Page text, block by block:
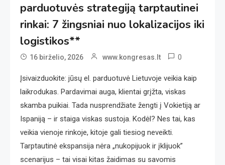
parduotuvės strategiją tarptautinei
rinkai: 7 žingsniai nuo lokalizacijos iki
logistikos**
16 birželio, 2026 www.kongresas.lt 0
Įsivaizduokite: jūsų el. parduotuvė Lietuvoje veikia kaip
laikrodukas. Pardavimai auga, klientai grįžta, viskas
skamba puikiai. Tada nusprendžiate žengti į Vokietiją ar
Ispaniją – ir staiga viskas sustoja. Kodėl? Nes tai, kas
veikia vienoje rinkoje, kitoje gali tiesiog neveikti.
Tarptautinė ekspansija nėra „nukopijuok ir įklijuok”
scenarijus – tai visai kitas žaidimas su savomis